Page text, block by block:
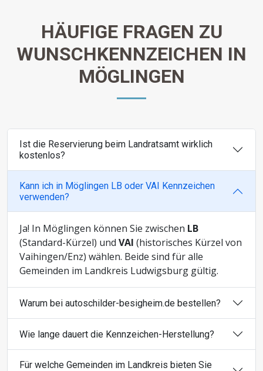
HÄUFIGE FRAGEN ZU
WUNSCHKENNZEICHEN IN
MÖGLINGEN
Ist die Reservierung beim Landratsamt wirklich
kostenlos?
Kann ich in Möglingen LB oder VAI Kennzeichen
verwenden?
Ja! In Möglingen können Sie zwischen LB
(Standard-Kürzel) und VAI (historisches Kürzel von
Vaihingen/Enz) wählen. Beide sind für alle
Gemeinden im Landkreis Ludwigsburg gültig.
Warum bei autoschilder-besigheim.de bestellen?
Wie lange dauert die Kennzeichen-Herstellung?
Für welche Gemeinden im Landkreis bieten Sie